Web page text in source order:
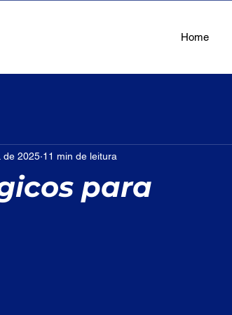
Home
para
de 2025 11 min de leitura